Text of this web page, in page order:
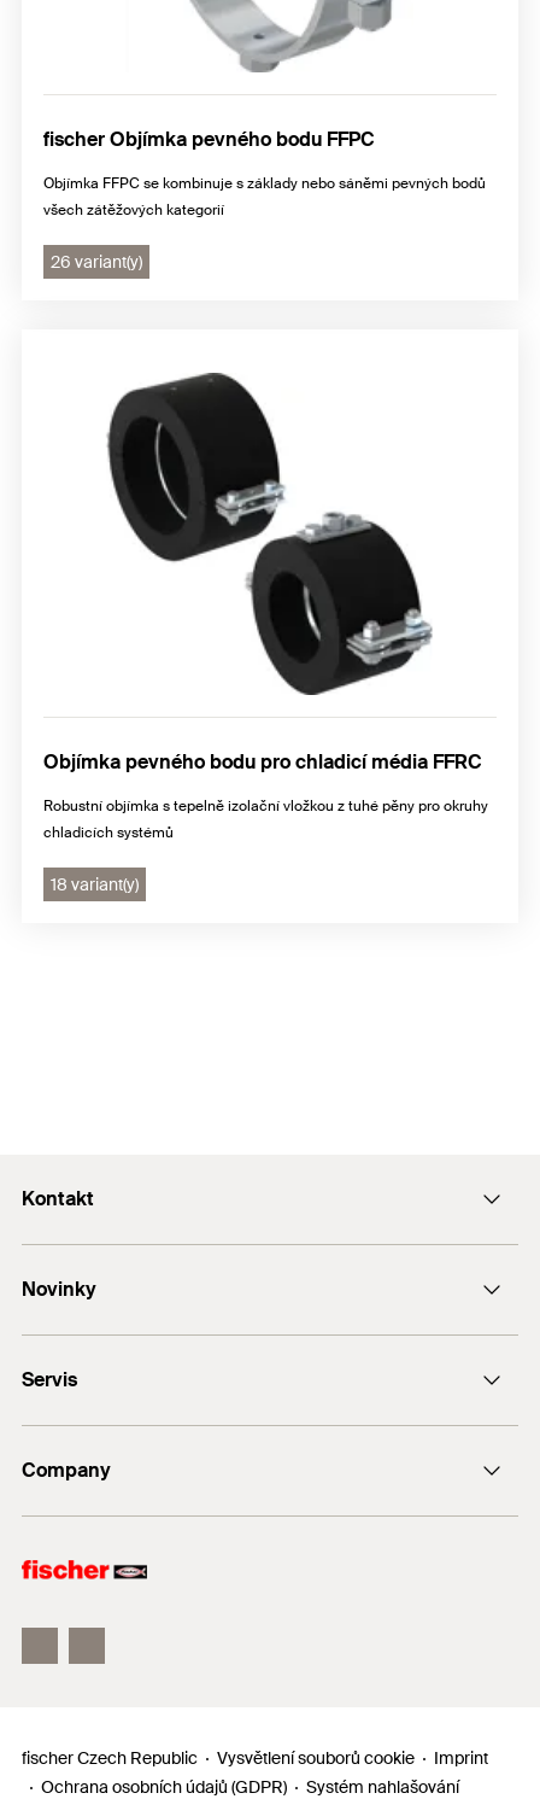
fischer Objímka pevného bodu FFPC
Objímka FFPC se kombinuje s základy nebo sáněmi pevných bodů
všech zátěžových kategorií
26 variant(y)
Objímka pevného bodu pro chladicí média FFRC
Robustní objímka s tepelně izolační vložkou z tuhé pěny pro okruhy
chladicích systémů
18 variant(y)
Kontakt
e-Mail
Novinky
FAZ II
FIS V Plus
fischer ULTRACUT FBS II
Servis
Návrhový program
Zpětný odběr elektrozařízení
Company
fischer Consulting
fischer Czech Republic Vysvětlení souborů cookie
Imprint
Ochrana osobních údajů (GDPR)
Systém nahlašování